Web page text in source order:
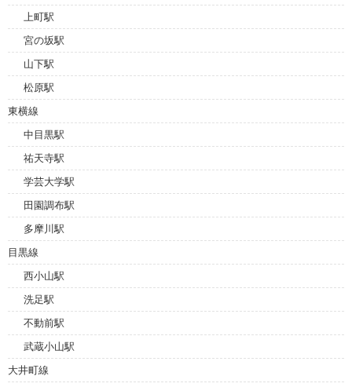
上町駅
宮の坂駅
山下駅
松原駅
東横線
中目黒駅
祐天寺駅
学芸大学駅
田園調布駅
多摩川駅
目黒線
西小山駅
洗足駅
不動前駅
武蔵小山駅
大井町線